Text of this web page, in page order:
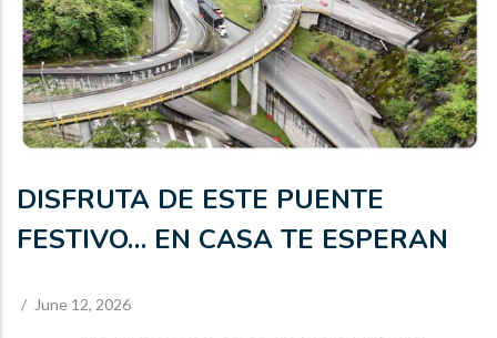
DISFRUTA DE ESTE PUENTE
FESTIVO… EN CASA TE ESPERAN
/ June 12, 2026